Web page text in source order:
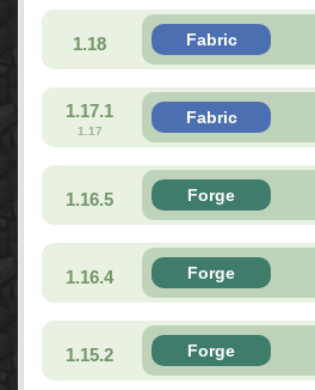
1.18 Fabric
1.17.1
1.17
Fabric
1.16.5 Forge
1.16.4 Forge
1.15.2 Forge